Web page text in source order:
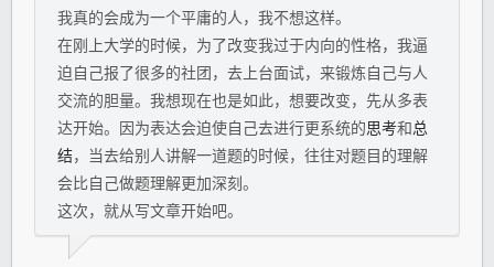
我真的会成为一个平庸的人，我不想这样。
在刚上大学的时候，为了改变我过于内向的性格，我逼
迫自己报了很多的社团，去上台面试，来锻炼自己与人
交流的胆量。我想现在也是如此，想要改变，先从多表
达开始。因为表达会迫使自己去进行更系统的思考和总
结，当去给别人讲解一道题的时候，往往对题目的理解
会比自己做题理解更加深刻。
这次，就从写文章开始吧。